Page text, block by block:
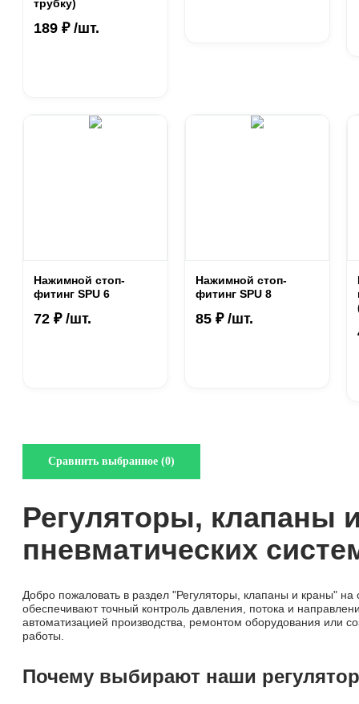
трубку)
189 ₽ /шт.
Нажимной стоп-
фитинг SPU 6
72 ₽ /шт.
Нажимной стоп-
фитинг SPU 8
85 ₽ /шт.
Регуляторы, клапаны
пневматических
Добро пожаловать в раздел "Регуляторы, клапаны и краны"
обеспечивают точный контроль давления, потока и
автоматизацией производства, ремонтом оборудования
работы.
Почему выбирают наши